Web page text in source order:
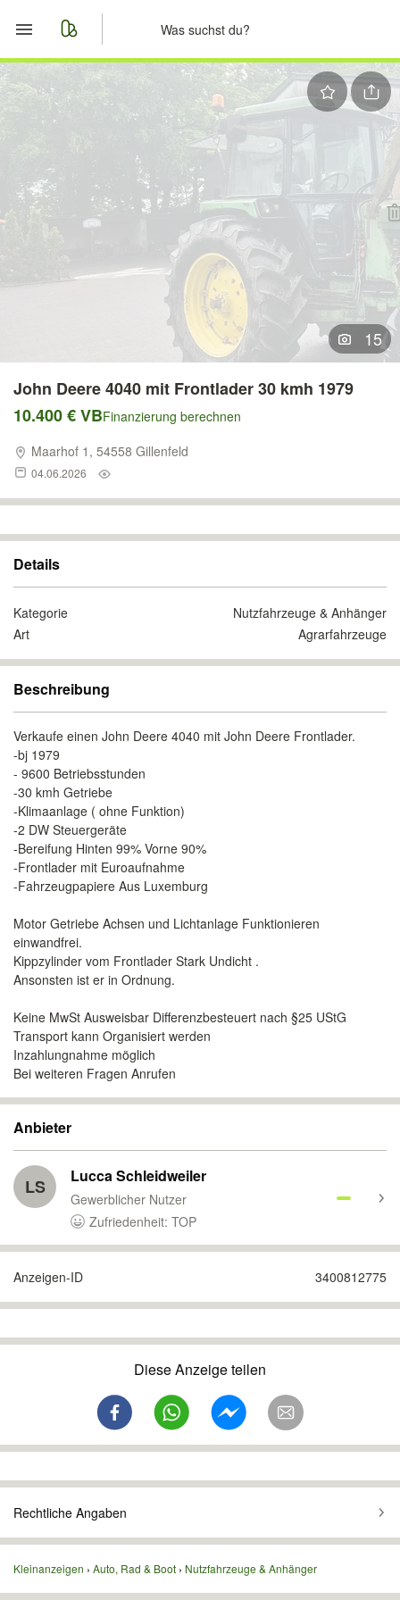
Start
Merkliste
Nachrichten
Anzeige aufgeben
15
John Deere 4040 mit Frontlader 30 kmh 1979
10.400 € VBFinanzierung berechnen
Maarhof 1, 54558 Gillenfeld
04.06.2026
Details
Kategorie
Nutzfahrzeuge & Anhänger
Art
Agrarfahrzeuge
Beschreibung
Verkaufe einen John Deere 4040 mit John Deere Frontlader.
-bj 1979
- 9600 Betriebsstunden
-30 kmh Getriebe
-Klimaanlage ( ohne Funktion)
-2 DW Steuergeräte
-Bereifung Hinten 99% Vorne 90%
-Frontlader mit Euroaufnahme
-Fahrzeugpapiere Aus Luxemburg
Motor Getriebe Achsen und Lichtanlage Funktionieren
einwandfrei.
Kippzylinder vom Frontlader Stark Undicht .
Ansonsten ist er in Ordnung.
Keine MwSt Ausweisbar Differenzbesteuert nach §25 UStG
Transport kann Organisiert werden
Inzahlungnahme möglich
Bei weiteren Fragen Anrufen
Anbieter
LS Lucca Schleidweiler
Gewerblicher Nutzer
Zufriedenheit: TOP
Anzeigen-ID 3400812775
Diese Anzeige teilen
Rechtliche Angaben
Kleinanzeigen Auto, Rad & Boot Nutzfahrzeuge & Anhänger